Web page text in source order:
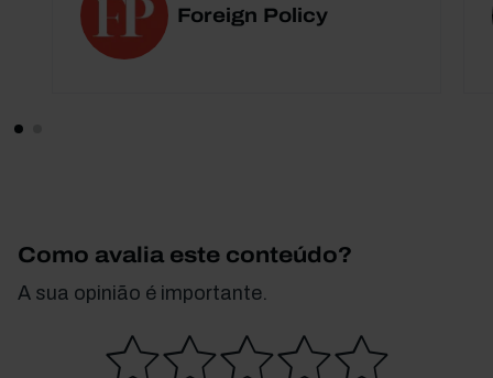
Foreign Policy
Como avalia este conteúdo?
A sua opinião é importante.